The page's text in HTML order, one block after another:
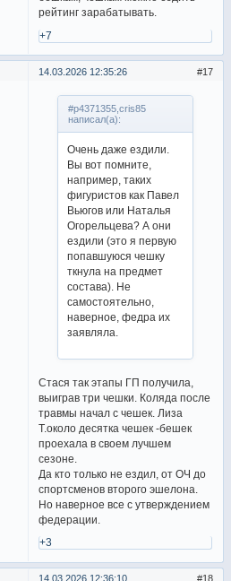
рейтинг зарабатывать.
+7
17
14.03.2026 12:35:26
#p4371355,cris85
написал(а):
Очень даже ездили.
Вы вот помните,
например, таких
фигуристов как Павел
Вьюгов или Наталья
Огорельцева? А они
ездили (это я первую
попавшуюся чешку
ткнула на предмет
состава). Не
самостоятельно,
наверное, федра их
заявляла.
Стася так этапы ГП получила,
выиграв три чешки. Коляда после
травмы начал с чешек. Лиза
Т.около десятка чешек -бешек
проехала в своем лучшем
сезоне.
Да кто только не ездил, от ОЧ до
спортсменов второго эшелона.
Но наверное все с утверждением
федерации.
+3
18
14.03.2026 12:36:10